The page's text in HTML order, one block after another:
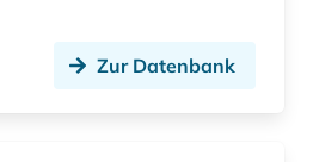
Zur Datenbank